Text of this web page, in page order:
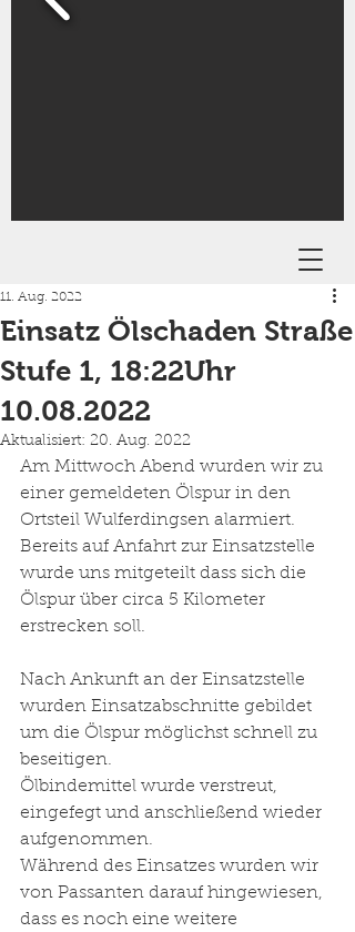
Einsatz Ölschaden Straße
Stufe 1, 18:22Uhr
10.08.2022
11. Aug. 2022
Aktualisiert: 20. Aug. 2022
Am Mittwoch Abend wurden wir zu
einer gemeldeten Ölspur in den
Ortsteil Wulferdingsen alarmiert.
Bereits auf Anfahrt zur Einsatzstelle
wurde uns mitgeteilt dass sich die
Ölspur über circa 5 Kilometer
erstrecken soll.
Nach Ankunft an der Einsatzstelle
wurden Einsatzabschnitte gebildet
um die Ölspur möglichst schnell zu
beseitigen.
Ölbindemittel wurde verstreut,
eingefegt und anschließend wieder
aufgenommen.
Während des Einsatzes wurden wir
von Passanten darauf hingewiesen,
dass es noch eine weitere